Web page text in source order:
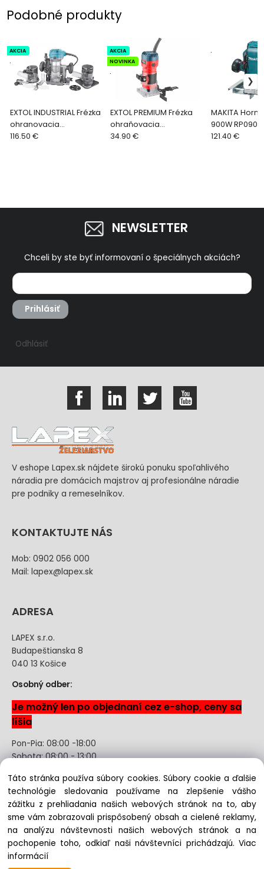
Podobné produkty
EXTOL INDUSTRIAL Frézka
ohranovacia
jednoručná, 710W, 6-
AKCIA
.
116.50 €
EXTOL PREMIUM Frézka
ohraňovacia
jednoručná 500W,
AKCIA
NOVINKA
.
34.90 €
MAKITA
900W RP0900
.
121.40 €
NEWSLETTER
Chceli by ste byť informovaní o špeciálnych akciách?
Prihlásiť
Odhlásiť
V eshope Lapex.sk nájdete širokú ponuku spoľahlivého
náradia pre domácich majstrov aj profesionálne náradie
pre podniky a remeselníkov.
KONTAKTUJTE NÁS
Mob: 0902 056 000
Mail: lapex@lapex.sk
ADRESA
LAPEX s.r.o.
Budapeštianska 8
040 13 Košice
Osobný odber:
Je možný len po objednaní cez e-shop, ceny sa
líšia
Pon-Pia: 08:00 -18:00
Sobota: 08:00 - 13:00
Odstúpenie od kúpnej zmluvy uzavretej na diaľku bez
registrácie
Copyright © 2022 lapex.sk, All rights reserved
Táto stránka používa súbory cookies. Súbory cookie a ďalšie
technológie sledovania používame na zlepšenie vášho
zážitku z prehliadania našich webových stránok na to, aby
sme vám zobrazovali prispôsobený obsah a cielené reklamy,
na analýzu návštevnosti našich webových stránok a na
pochopenie toho, odkiaľ naši návštevníci prichádzajú.Viac
informácií